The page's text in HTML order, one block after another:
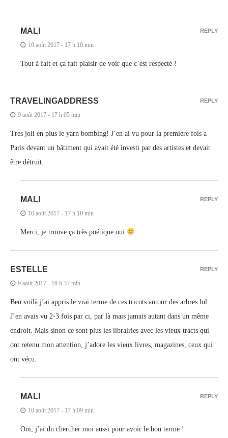
MALI
10 août 2017 - 17 h 10 min
Tout à fait et ça fait plaisir de voir que c’est respecté !
REPLY
TRAVELINGADDRESS
9 août 2017 - 17 h 05 min
Tres joli en plus le yarn bombing! J’en ai vu pour la première fois a
Paris devant un bâtiment qui avait été investi par des artistes et devait
être détruit.
REPLY
MALI
10 août 2017 - 17 h 10 min
Merci, je trouve ça très poétique oui
REPLY
ESTELLE
9 août 2017 - 19 h 37 min
Ben voilà j’ai appris le vrai terme de ces tricots autour des arbres lol.
J’en avais vu 2-3 fois par ci, par là mais jamais autant dans un même
endroit. Mais sinon ce sont plus les librairies avec les vieux tracts qui
ont retenu mon attention, j’adore les vieux livres, magazines, ceux qui
ont vécu.
REPLY
MALI
10 août 2017 - 17 h 09 min
Oui, j’ai du chercher moi aussi pour avoir le bon terme !
REPLY